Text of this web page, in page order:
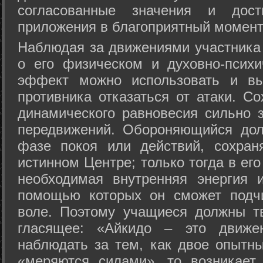
согласованные значения и
приложения в благоприятный
Hаблюдая за движениями
о его физическом и духовно-
эффект можно использовать и
противника отказаться от атаки.
динамического равновесия сильно
передвижений. Обороняющийся
фазе покоя или действий,
истинном Центре; только тогда в
необходимая внутренняя
помощью которых он сможет
воле. Поэтому учащиеся должны
гласящее: «Айкидо – это
наблюдать за тем, как двое